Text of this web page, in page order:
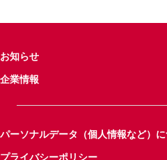
お知らせ
企業情報
パーソナルデータ（個人情報など）
プライバシーポリシー